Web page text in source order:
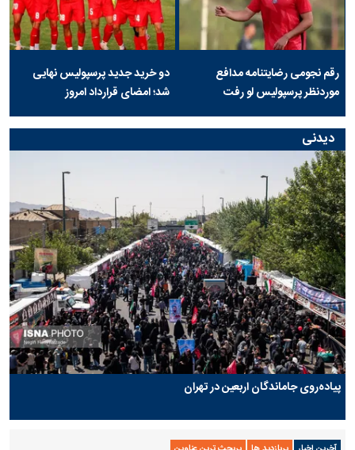
رقم نجومی رضایتنامه مدافع
موردنظر پرسپولیس لو رفت
دو خرید جدید پرسپولیس نهایی
شد؛ امضای قرارداد امروز
دیدنی
پیاده‌روی جاماندگان اربعین در تهران